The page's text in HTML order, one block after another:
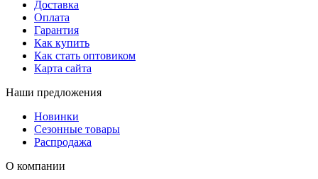
Доставка
Оплата
Гарантия
Как купить
Как стать оптовиком
Карта сайта
Наши предложения
Новинки
Сезонные товары
Распродажа
О компании